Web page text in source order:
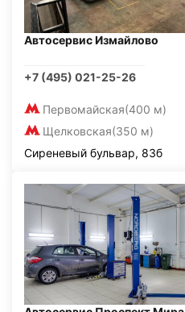
Автосервис Измайлово
+7 (495) 021-25-26
Первомайская(400 м)
Щелковская(350 м)
Сиреневый бульвар, 83б